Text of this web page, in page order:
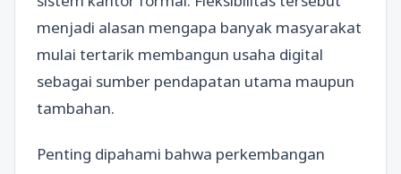
menjadi alasan mengapa banyak masyarakat
mulai tertarik membangun usaha digital
sebagai sumber pendapatan utama maupun
tambahan.
Penting dipahami bahwa perkembangan